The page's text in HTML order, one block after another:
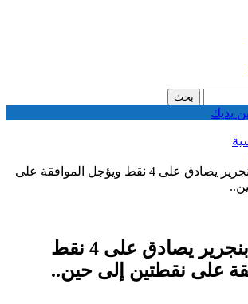
مجلس بلدية بنجرير يصادق على 4 نقط ويؤجل الموافقة على
مجلس بلدية بنجرير يصادق على 4 نقط
على نقطتين إلى حين..